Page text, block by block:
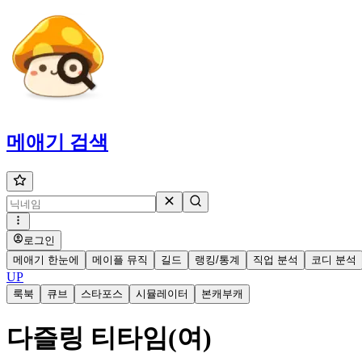
메애기 검색
로그인
메애기 한눈에
메이플 뮤직 길드 랭킹/통계 직업 분석 코디 분석
UP
룩북 큐브 스타포스 시뮬레이터 본캐부캐
다즐링 티타임(여)